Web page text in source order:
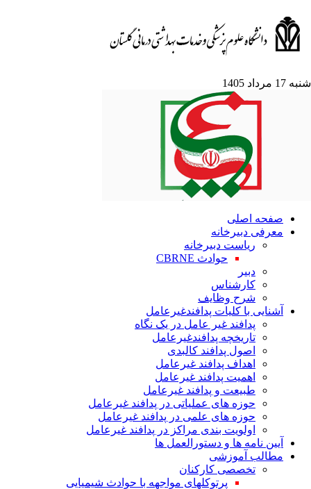
مرداد 1405
صفحه اصلی
معرفی دبیرخانه
ریاست دبیرخانه
حوادث CBRNE
دبیر
کارشناس
شرح وظایف
آشنایی با کلیات پدافندغیرعامل
پدافند غیر عامل در یک نگاه
تاریخچه پدافندغیرعامل
اصول پدافند کالبدی
اهداف پدافند غیرعامل
اهمیت پدافند غیرعامل
طبیعت و پدافند غیرعامل
حوزه های عملیاتی در پدافند غیرعامل
حوزه های علمی در پدافند غیرعامل
اولویت بندی مراکز در پدافند غیرعامل
آیین نامه ها و دستورالعمل ها
مطالب آموزشی
تخصصی کارکنان
پرتوکلهای مواجهه با حوادث شیمیایی